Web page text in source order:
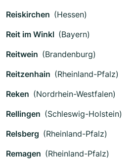
Reiskirchen (Hessen)
Reit im Winkl (Bayern)
Reitwein (Brandenburg)
Reitzenhain (Rheinland-Pfalz)
Reken (Nordrhein-Westfalen)
Rellingen (Schleswig-Holstein)
Relsberg (Rheinland-Pfalz)
Remagen (Rheinland-Pfalz)